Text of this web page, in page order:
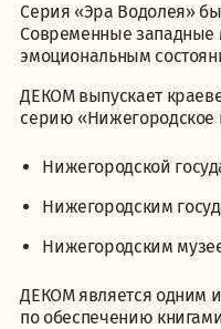
Серия «Эра Водолея»
Современные западные
эмоциональным
ДЕКОМ выпускает
серию «Нижегородское
Нижегородской
Нижегородским
Нижегородским
ДЕКОМ является одним
по обеспечению